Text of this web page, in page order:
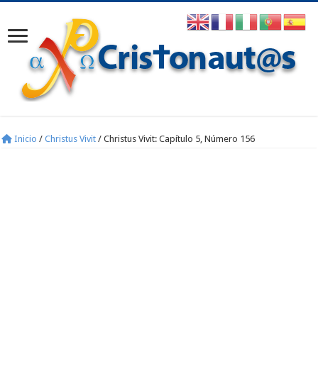
Inicio / Christus Vivit / Christus Vivit: Capítulo 5, Número 156